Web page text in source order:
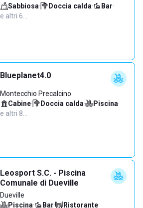
Sabbiosa· Doccia calda· Bar·
e altri 6…
Blueplanet4.0
Montecchio Precalcino
Cabine· Doccia calda· Piscina·
e altri 8…
Leosport S.C. - Piscina
Comunale di Dueville
Dueville
Piscina· Bar· Ristorante·